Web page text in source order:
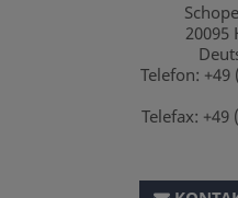
20095
Telefon: +49
Telefax: +49